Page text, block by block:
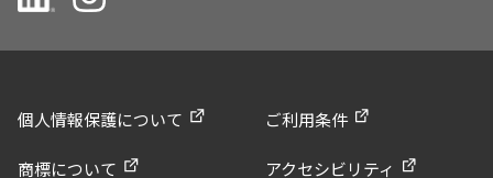
個人情報保護について ご利用条件
商標について アクセシビリティ